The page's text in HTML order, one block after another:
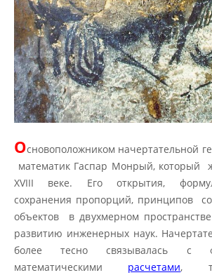
Основоположником начертательной
математик Гаспар Монрый, который
XVIII веке. Его открытия,
сохранения пропорций, принципов
объектов в двухмерном
развитию инженерных наук.
более тесно связывалась с
математическими расчетами,